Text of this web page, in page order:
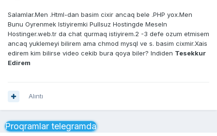
Salamlar.Men .Html-dan basim cixir ancaq bele .PHP yox.Men
Bunu Oyrenmek Istiyiremki Pullsuz Hostingde Meseln
Hostinger.web.tr da chat qurmaq istiyirem.2 -3 defe ozum etmisem
ancaq yuklemeyi bilirem ama chmod mysql ve s. basim cixmir.Xais
edirem kim bilirse video cekib bura qoya biler? Indiden Tesekkur
Edirem
Alıntı
Proqramlar telegramda